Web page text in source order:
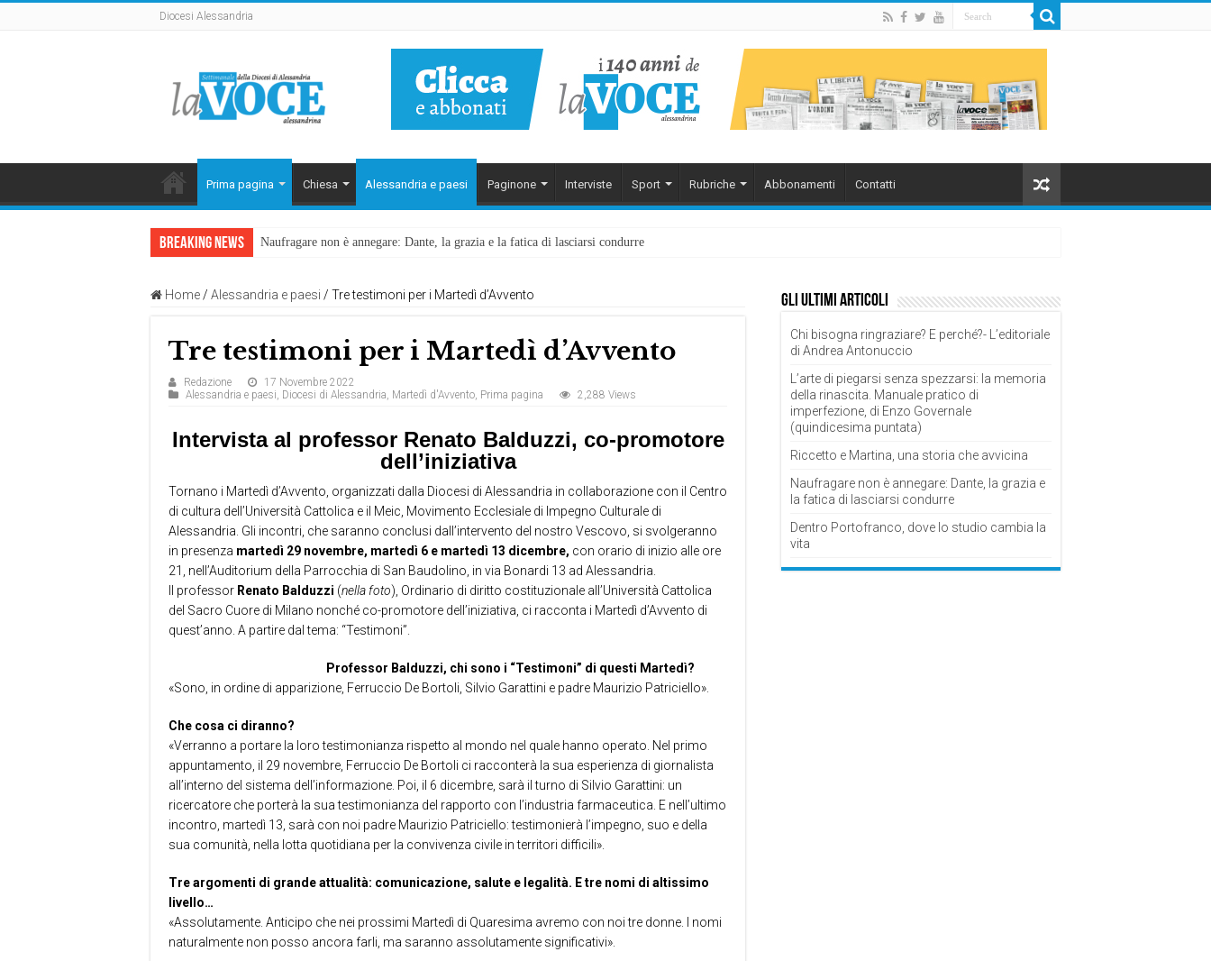
Diocesi Alessandria
Prima pagina Chiesa Alessandria e paesi Paginone Interviste Sport Rubriche Abbonamenti Contatti
Breaking News Naufragare non è annegare: Dante, la grazia e la fatica di lasciarsi condurre
Home / Alessandria e paesi / Tre testimoni per i Martedì d’Avvento
Tre testimoni per i Martedì d’Avvento
Redazione
17 Novembre 2022
Alessandria e paesi, Diocesi di Alessandria, Martedì d'Avvento, Prima pagina 2,288 Views
Intervista al professor Renato Balduzzi, co-promotore
dell’iniziativa
Tornano i Martedì d’Avvento, organizzati dalla Diocesi di Alessandria in collaborazione con il Centro
di cultura dell’Università Cattolica e il Meic, Movimento Ecclesiale di Impegno Culturale di
Alessandria. Gli incontri, che saranno conclusi dall’intervento del nostro Vescovo, si svolgeranno
in presenza martedì 29 novembre, martedì 6 e martedì 13 dicembre, con orario di inizio alle ore
21, nell’Auditorium della Parrocchia di San Baudolino, in via Bonardi 13 ad Alessandria.
Il professor Renato Balduzzi (nella foto), Ordinario di diritto costituzionale all’Università Cattolica
del Sacro Cuore di Milano nonché co-promotore dell’iniziativa, ci racconta i Martedì d’Avvento di
quest’anno. A partire dal tema: “Testimoni”.
Professor Balduzzi, chi sono i “Testimoni” di questi Martedì?
«Sono, in ordine di apparizione, Ferruccio De Bortoli, Silvio Garattini e padre Maurizio Patriciello».
Che cosa ci diranno?
«Verranno a portare la loro testimonianza rispetto al mondo nel quale hanno operato. Nel primo
appuntamento, il 29 novembre, Ferruccio De Bortoli ci racconterà la sua esperienza di giornalista
all’interno del sistema dell’informazione. Poi, il 6 dicembre, sarà il turno di Silvio Garattini: un
ricercatore che porterà la sua testimonianza del rapporto con l’industria farmaceutica. E nell’ultimo
incontro, martedì 13, sarà con noi padre Maurizio Patriciello: testimonierà l’impegno, suo e della
sua comunità, nella lotta quotidiana per la convivenza civile in territori difficili».
Tre argomenti di grande attualità: comunicazione, salute e legalità. E tre nomi di altissimo
livello…
«Assolutamente. Anticipo che nei prossimi Martedì di Quaresima avremo con noi tre donne. I nomi
naturalmente non posso ancora farli, ma saranno assolutamente significativi».
Gli ultimi articoli
Chi bisogna ringraziare? E perché?- L’editoriale
di Andrea Antonuccio
L’arte di piegarsi senza spezzarsi: la memoria
della rinascita. Manuale pratico di
imperfezione, di Enzo Governale
(quindicesima puntata)
Riccetto e Martina, una storia che avvicina
Naufragare non è annegare: Dante, la grazia e
la fatica di lasciarsi condurre
Dentro Portofranco, dove lo studio cambia la
vita